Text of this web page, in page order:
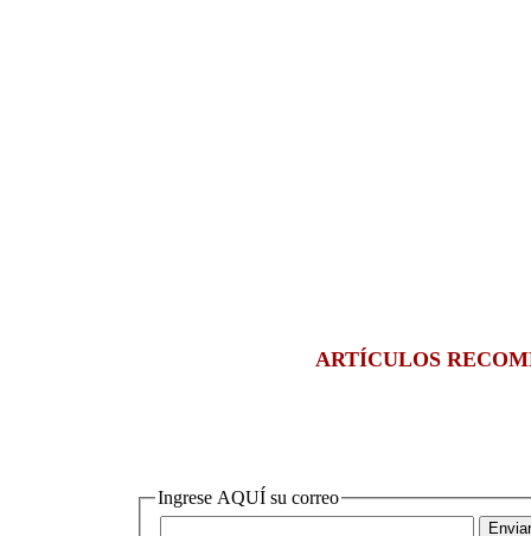
ARTÍCULOS
Ingrese AQUÍ su correo